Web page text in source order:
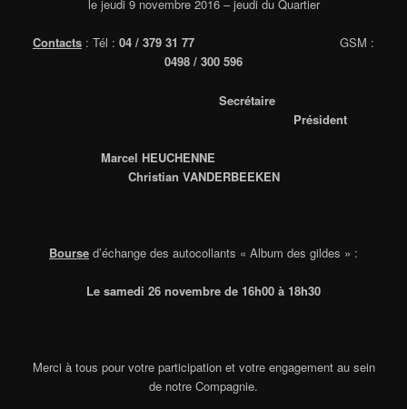
le jeudi 9 novembre 2016 – jeudi du Quartier
Contacts : Tél : 04 / 379 31 77 GSM :
0498 / 300 596
Secrétaire
Président
Marcel HEUCHENNE
Christian VANDERBEEKEN
Bourse d’échange des autocollants « Album des gildes » :
Le samedi 26 novembre de 16h00 à 18h30
Merci à tous pour votre participation et votre engagement au sein
de notre Compagnie.